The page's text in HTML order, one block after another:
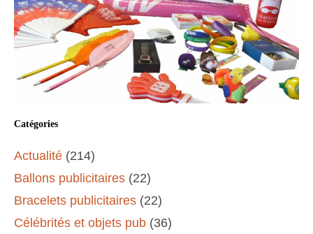
Catégories
Actualité (214)
Ballons publicitaires (22)
Bracelets publicitaires (22)
Célébrités et objets pub (36)